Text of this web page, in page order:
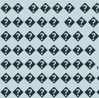
�� ����
�����
�������
��������,